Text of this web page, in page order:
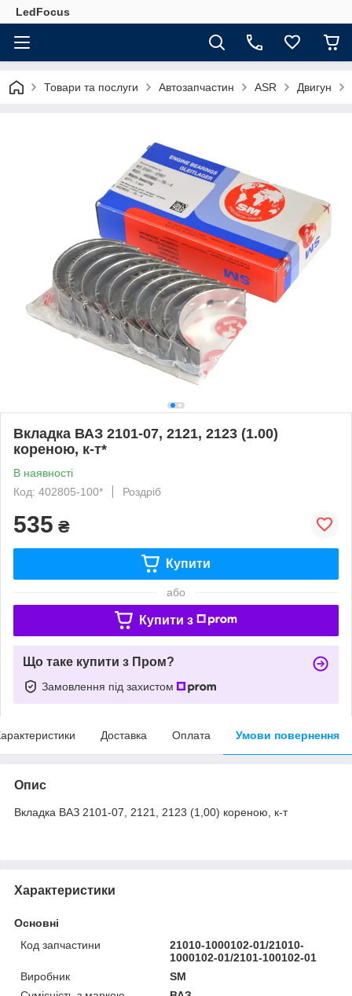
LedFocus
Товари та послуги Автозапчастин ASR Двигун
Вкладка ВАЗ 2101-07, 2121, 2123 (1.00)
кореною, к-т*
В наявності
Код: 402805-100*
Роздріб
535 ₴
Купити
або
Купити з
Що таке купити з Пром?
Замовлення під захистом
Доставка Оплата Умови повернення
Опис
Вкладка ВАЗ 2101-07, 2121, 2123 (1,00) кореною, к-т
Характеристики
Основні
Код запчастини
21010-1000102-01/21010-
1000102-01/2101-100102-01
Виробник
SM